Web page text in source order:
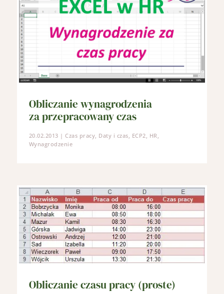
Obliczanie wynagrodzenia
za przepracowany czas
20.02.2013 |Czas pracy Daty i czas ECP2 HR
Wynagrodzenie
Obliczanie czasu pracy (proste)